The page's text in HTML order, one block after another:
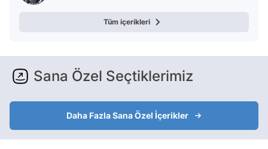
Tüm içerikleri
Sana Özel Seçtiklerimiz
Daha Fazla Sana Özel İçerikler